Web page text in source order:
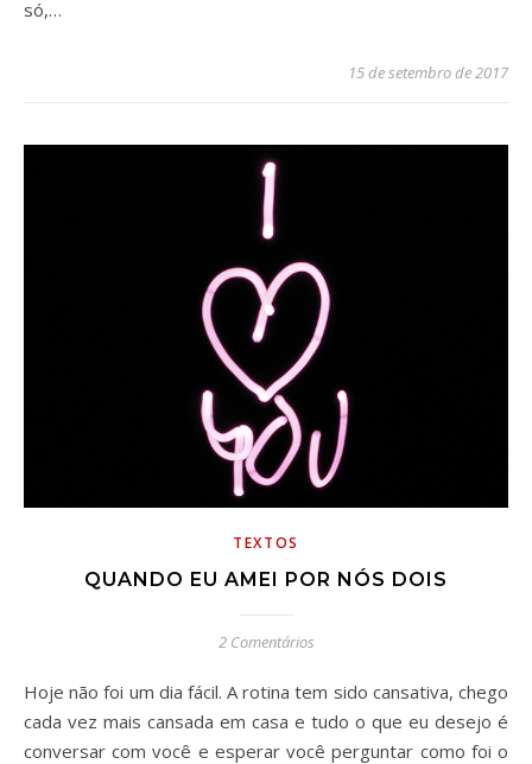
só,…
15 de setembro de 2017
TEXTOS
QUANDO EU AMEI POR NÓS DOIS
2 Comentários
Hoje não foi um dia fácil. A rotina tem sido cansativa, chego
cada vez mais cansada em casa e tudo o que eu desejo é
conversar com você e esperar você perguntar como foi o